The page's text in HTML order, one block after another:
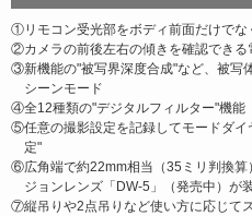
①リモコン受光部をボディ前面だけで
②カメラの前後左右の傾きを確認できる
③新機能の"被写界深度合成"など、被写
シーンモード
④全12種類の"デジタルフィルター"機能
⑤任意の撮影設定を記録してモードダイ
定"
⑥広角端で約22mm相当（35ミリ判換算
ジョンレンズ「DW-5」（発売中）が
⑦縦吊りや2点吊りなど使い方に応じて